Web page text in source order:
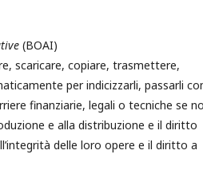
(BOAI)
scaricare, copiare, trasmettere,
per indicizzarli, passarli
finanziarie, legali o tecniche se
e alla distribuzione e il diritto
delle loro opere e il diritto a